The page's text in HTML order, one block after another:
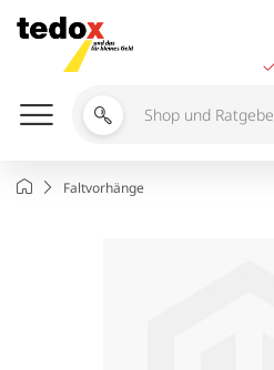
Inhalt
springen
Shop
durchsuchen
StartseiteFaltvorhänge